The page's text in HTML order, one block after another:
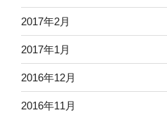
2017年2月
2017年1月
2016年12月
2016年11月